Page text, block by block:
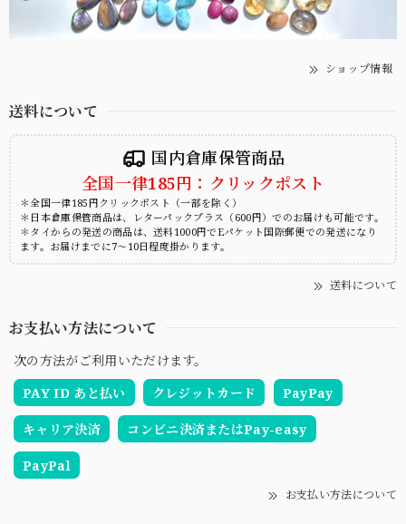
ショップ情報
送料について
国内倉庫保管商品
全国一律185円：クリックポスト
＊全国一律185円クリックポスト（一部を除く）
＊日本倉庫保管商品は、レターパックプラス（600円）でのお届けも可能です。
＊タイからの発送の商品は、送料1000円でEパケット国際郵便での発送になり
ます。お届けまでに7～10日程度掛かります。
送料について
お支払い方法について
次の方法がご利用いただけます。
PAY ID あと払い
クレジットカード PayPay
キャリア決済 コンビニ決済またはPay-easy
PayPal
お支払い方法について